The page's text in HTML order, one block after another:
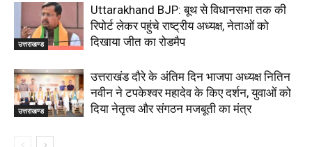
उत्तराखण्ड
Uttarakhand BJP: बूथ से विधानसभा तक की
रिपोर्ट लेकर पहुंचे राष्ट्रीय अध्यक्ष, नेताओं को
दिखाया जीत का रोडमैप
उत्तराखण्ड
उत्तराखंड दौरे के अंतिम दिन भाजपा अध्यक्ष नितिन
नवीन ने टपकेश्वर महादेव के किए दर्शन, युवाओं को
दिया नेतृत्व और संगठन मजबूती का मंत्र